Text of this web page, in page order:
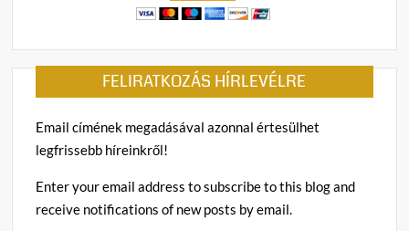
FELIRATKOZÁS HÍRLEVÉLRE
Email címének megadásával azonnal értesülhet
legfrissebb híreinkről!
Enter your email address to subscribe to this blog and
receive notifications of new posts by email.